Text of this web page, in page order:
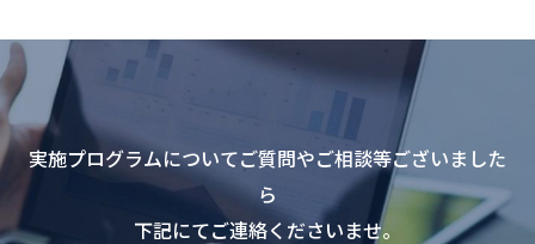
実施プログラムについてご質問やご相談等ございました
ら
下記にてご連絡くださいませ。